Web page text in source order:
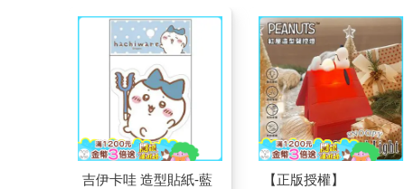
吉伊卡哇 造型貼紙-藍
【正版授權】